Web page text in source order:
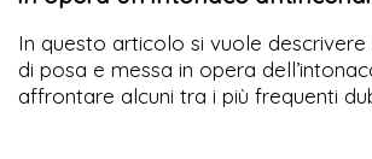
In questo articolo si vuole
di posa e messa in opera
affrontare alcuni tra i più frequenti